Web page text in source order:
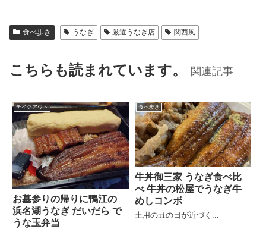
食べ歩き うなぎ 厳選うなぎ店 関西風
こちらも読まれています。 関連記事
テイクアウト
お墓参りの帰りに鴨江の
浜名湖うなぎ だいだら で
うな玉弁当
食べ歩き
牛丼御三家 うなぎ食べ比
べ 牛丼の松屋でうなぎ牛
めしコンボ
土用の丑の日が近づく...